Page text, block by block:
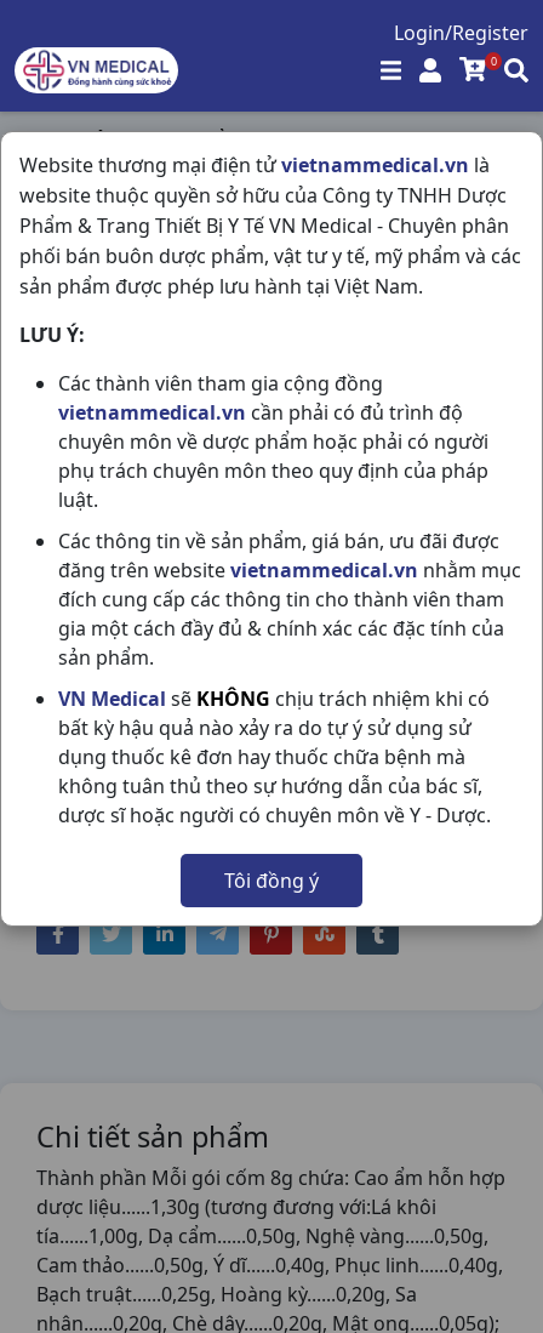
Login/Register
0
Website thương mại điện tửvietnammedical.vn là
website thuộc quyền sở hữu của Công ty TNHH Dược
Phẩm & Trang Thiết Bị Y Tế VN Medical - Chuyên phân
phối bán buôn dược phẩm, vật tư y tế, mỹ phẩm và các
sản phẩm được phép lưu hành tại Việt Nam.
LƯU Ý:
Các thành viên tham gia cộng đồng
vietnammedical.vn cần phải có đủ trình độ
chuyên môn về dược phẩm hoặc phải có người
phụ trách chuyên môn theo quy định của pháp
luật.
Các thông tin về sản phẩm, giá bán, ưu đãi được
đăng trên websitevietnammedical.vn nhằm mục
đích cung cấp các thông tin cho thành viên tham
gia một cách đầy đủ & chính xác các đặc tính của
sản phẩm.
VN Medical sẽ KHÔNG chịu trách nhiệm khi có
bất kỳ hậu quả nào xảy ra do tự ý sử dụng sử
dụng thuốc kê đơn hay thuốc chữa bệnh mà
không tuân thủ theo sự hướng dẫn của bác sĩ,
dược sĩ hoặc người có chuyên môn về Y - Dược.
Tôi đồng ý
Trang chủ / Thực Phẩm Chức Năng /
Dạ Dày ích Nhân H10g8gr Nam Dược
DẠ DÀY ÍCH NHÂN H10G8GR NAM
DƯỢC
NSX:Nam Dược
Nhóm hàng:
Thực Phẩm Chức Năng,
Chia sẻ qua mạng xã hội:
Chi tiết sản phẩm
Thành phần Mỗi gói cốm 8g chứa: Cao ẩm hỗn hợp
dược liệu......1,30g (tương đương với:Lá khôi
tía......1,00g, Dạ cẩm......0,50g, Nghệ vàng......0,50g,
Cam thảo......0,50g, Ý dĩ......0,40g, Phục linh......0,40g,
Bạch truật......0,25g, Hoàng kỳ......0,20g, Sa
nhân......0,20g, Chè dây......0,20g, Mật ong......0,05g);